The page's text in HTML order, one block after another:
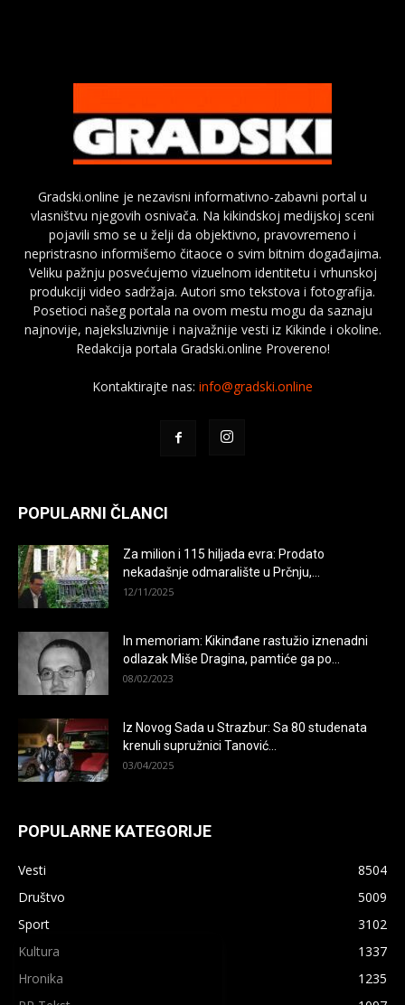
Gradski.online je nezavisni informativno-zabavni portal u
vlasništvu njegovih osnivača. Na kikindskoj medijskoj sceni
pojavili smo se u želji da objektivno, pravovremeno i
nepristrasno informišemo čitaoce o svim bitnim događajima.
Veliku pažnju posvećujemo vizuelnom identitetu i vrhunskoj
produkciji video sadržaja. Autori smo tekstova i fotografija.
Posetioci našeg portala na ovom mestu mogu da saznaju
najnovije, najeksluzivnije i najvažnije vesti iz Kikinde i okoline.
Redakcija portala Gradski.online Provereno!
Kontaktirajte nas: info@gradski.online
POPULARNI ČLANCI
Za milion i 115 hiljada evra: Prodato
nekadašnje odmaralište u Prčnju,...
12/11/2025
In memoriam: Kikinđane rastužio iznenadni
odlazak Miše Dragina, pamtiće ga po...
08/02/2023
Iz Novog Sada u Strazbur: Sa 80 studenata
krenuli supružnici Tanović...
03/04/2025
POPULARNE KATEGORIJE
Vesti
8504
Društvo
5009
Sport
3102
Kultura
1337
Hronika
1235
×